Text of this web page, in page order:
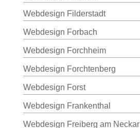
Webdesign Filderstadt
Webdesign Forbach
Webdesign Forchheim
Webdesign Forchtenberg
Webdesign Forst
Webdesign Frankenthal
Webdesign Freiberg am Neckar